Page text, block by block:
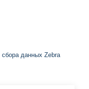
данных Zebra